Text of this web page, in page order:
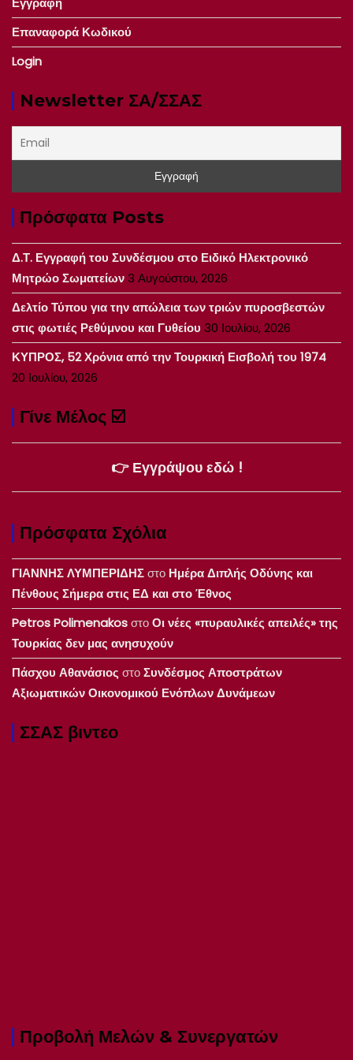
Επαναφορά Κωδικού
Login
Newsletter ΣΑ/ΣΣΑΣ
Πρόσφατα Posts
Δ.Τ. Εγγραφή του Συνδέσμου στο Ειδικό Ηλεκτρονικό
Μητρώο Σωματείων3 Αυγούστου, 2026
Δελτίο Τύπου για την απώλεια των τριών πυροσβεστών
στις φωτιές Ρεθύμνου και Γυθείου 30 Ιουλίου, 2026
ΚΥΠΡΟΣ, 52 Χρόνια από την Τουρκική Εισβολή του 1974
20 Ιουλίου, 2026
Γίνε Μέλος ☑️
👉 Εγγράψου εδώ !
Πρόσφατα Σχόλια
ΓΙΑΝΝΗΣ ΛΥΜΠΕΡΙΔΗΣστο Ημέρα Διπλής Οδύνης και
Πένθους Σήμερα στις ΕΔ και στο Έθνος
Petros PolimenakosστοΟι νέες «πυραυλικές απειλές» της
Τουρκίας δεν μας ανησυχούν
Πάσχου ΑθανάσιοςστοΣυνδέσμος Αποστράτων
Αξιωματικών Οικονομικού Ενόπλων Δυνάμεων
ΣΣΑΣ βιντεο
Προβολή Μελών & Συνεργατών